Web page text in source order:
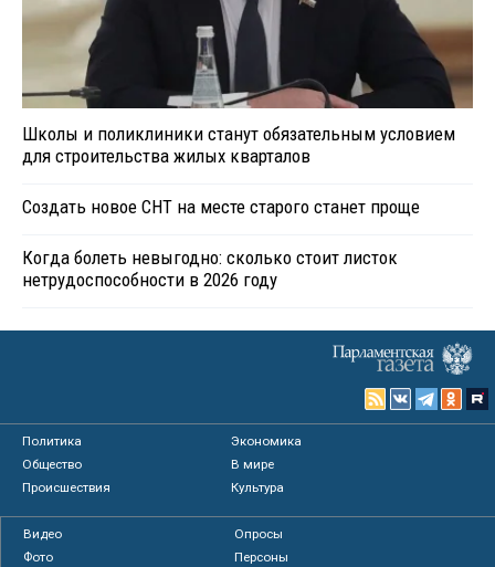
Школы и поликлиники станут обязательным условием
для строительства жилых кварталов
Создать новое СНТ на месте старого станет проще
Когда болеть невыгодно: сколько стоит листок
нетрудоспособности в 2026 году
Политика
Экономика
Общество
В мире
Происшествия
Культура
Видео
Опросы
Фото
Персоны